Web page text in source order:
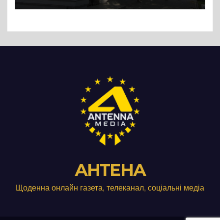
АНТЕНА
Щоденна онлайн газета, телеканал, соціальні медіа